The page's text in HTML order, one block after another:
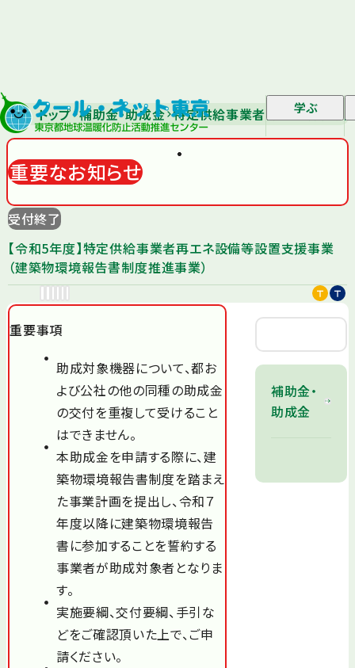
学ぶ
トップ 補助金・助成金 特定供給事業者再エネ設備等
重要なお知らせ
受付終了
【令和5年度】特定供給事業者再エネ設備等設置支援事業
（建築物環境報告書制度推進事業）
補助金・
助成金
重要事項
助成対象機器について、都お
よび公社の他の同種の助成金
の交付を重複して受けること
はできません。
本助成金を申請する際に、建
築物環境報告書制度を踏まえ
た事業計画を提出し、令和７
年度以降に建築物環境報告
書に参加することを誓約する
事業者が助成対象者となりま
す。
実施要綱、交付要綱、手引な
どをご確認頂いた上で、ご申
請ください。